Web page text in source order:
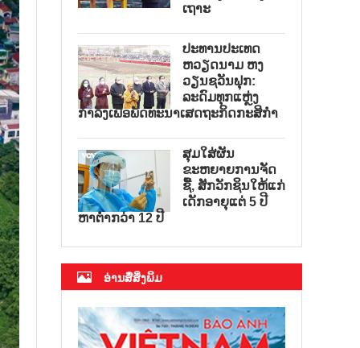
ເຖາະ
ປະທານປະເທດ
ຫວຽດນາມ ຫງ
ວຽນຊວັນຟຸກ:
ລະດົມທຸກແຫຼ່ງ
ກຳລັງເພື່ອພັດທະນາເສດຖະກິດກະສິກຳ
ສຸມໃສ່ຜັນ
ຂະຫຍາຍການຈັດ
ຊື້, ສັກວັກຊິນໃຫ້ແກ່
ເດັກອາຍຸແຕ່ 5 ປີ
ຫາຕ່ຳກວ່າ 12 ປີ
ອ່ານສື່ສິ່ງພິມ